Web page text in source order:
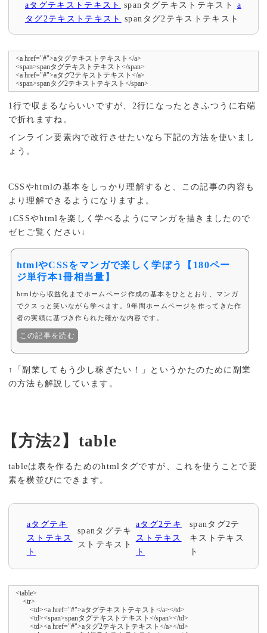
aタグテキストテキスト spanタグテキストテキスト
a
タグ2テキストテキスト
spanタグ2テキストテキスト
<a href="#">aタグテキストテキスト</a>
<span>spanタグテキストテキスト</span>
<a href="#">aタグ2テキストテキスト</a>
<span>spanタグ2テキストテキスト</span>
1行で収まるならいいですが、2行になったときふつうに右端
で折れますね。
インライン要素内で改行させたいなら下記の方法を使いまし
ょう。
CSSやhtmlの基本をしっかり理解すると、この記事の内容も
より理解できるようになりますよ。
↓CSSやhtmlを楽しく学べるようにマンガを描きましたので
ゼヒご覧ください↓
htmlやCSSをマンガで楽しく学ぼう【180ペー
ジ単行本1冊相当量】
htmlから収益化までホームページ作成の基本をひととおり、マンガ
でクスっと笑いながら学べます。9年間ホームページを作ってきた作
者の実績に基づき作られた確かな内容です。
この記事を読む
↑「副業してもう少し稼ぎたい！」というかたのために副業
の方法も解説しています。
【方法2】table
tableは表を作るためのhtmlタグですが、これを使うことで要
素を横並びにできます。
aタグテキ
ストテキス
ト
spanタグテキ
ストテキスト
aタグ2テキ
ストテキス
ト
spanタグ2テ
キストテキス
ト
<table>
    <tr>
        <td><a href="#">aタグテキストテキスト</a></td>
        <td><span>spanタグテキストテキスト</span></td>
        <td><a href="#">aタグ2テキストテキスト</a></td>